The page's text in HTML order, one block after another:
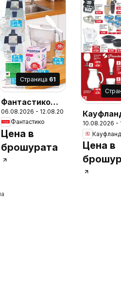
Cтраница 61
Фантастико
брошура
София
06.08.2026 - 12.08.2026
Фантастико
Цена в
брошурата
брошура
Вземи
спести
с
10.08.2026 -
Кауфланд
Цена в